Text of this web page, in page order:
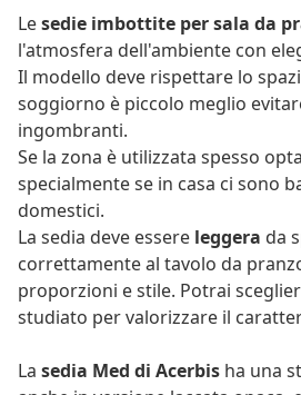
Lesedie imbottite per sala da
l'atmosfera dell'ambiente con
Il modello deve rispettare lo
soggiorno è piccolo meglio
ingombranti.
Se la zona è utilizzata spesso
specialmente se in casa ci sono
domestici.
La sedia deve essere leggera da
correttamente al tavolo da
proporzioni e stile. Potrai
studiato per valorizzare il
La sedia Med di Acerbis ha una